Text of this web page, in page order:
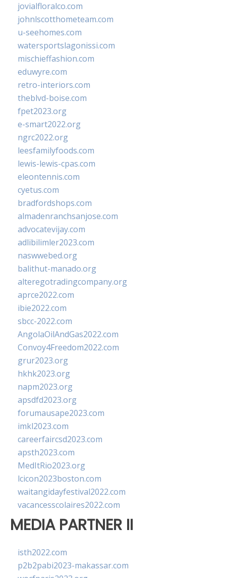
jovialfloralco.com
johnlscotthometeam.com
u-seehomes.com
watersportslagonissi.com
mischieffashion.com
eduwyre.com
retro-interiors.com
theblvd-boise.com
fpet2023.org
e-smart2022.org
ngrc2022.org
leesfamilyfoods.com
lewis-lewis-cpas.com
eleontennis.com
cyetus.com
bradfordshops.com
almadenranchsanjose.com
advocatevijay.com
adlibilimler2023.com
naswwebed.org
balithut-manado.org
alteregotradingcompany.org
aprce2022.com
ibie2022.com
sbcc-2022.com
AngolaOilAndGas2022.com
Convoy4Freedom2022.com
grur2023.org
hkhk2023.org
napm2023.org
apsdfd2023.org
forumausape2023.com
imkl2023.com
careerfaircsd2023.com
apsth2023.com
MedItRio2023.org
lcicon2023boston.com
waitangidayfestival2022.com
vacancesscolaires2022.com
MEDIA PARTNER II
isth2022.com
p2b2pabi2023-makassar.com